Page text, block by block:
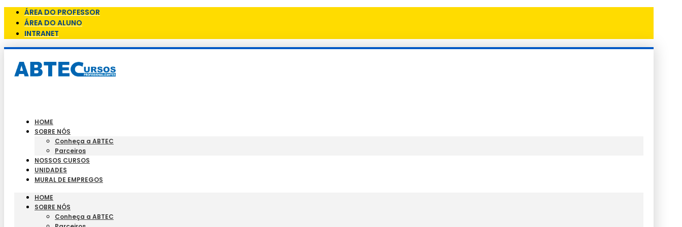
ÁREA DO PROFESSOR
ÁREA DO ALUNO
INTRANET
HOME
SOBRE NÓS
Conheça a ABTEC
Parceiros
NOSSOS CURSOS
UNIDADES
MURAL DE EMPREGOS
HOME
SOBRE NÓS
Conheça a ABTEC